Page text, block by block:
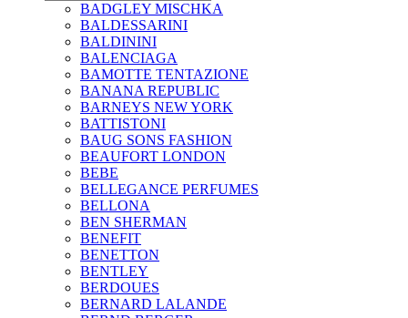
BADGLEY MISCHKA
BALDESSARINI
BALDININI
BALENCIAGA
BAMOTTE TENTAZIONE
BANANA REPUBLIC
BARNEYS NEW YORK
BATTISTONI
BAUG SONS FASHION
BEAUFORT LONDON
BEBE
BELLEGANCE PERFUMES
BELLONA
BEN SHERMAN
BENEFIT
BENETTON
BENTLEY
BERDOUES
BERNARD LALANDE